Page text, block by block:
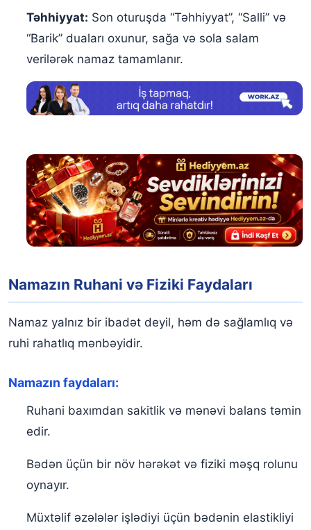
Təhhiyyat: Son oturuşda “Təhhiyyat”, “Salli” və
“Barik” duaları oxunur, sağa və sola salam
verilərək namaz tamamlanır.
Namazın Ruhani və Fiziki Faydaları
Namaz yalnız bir ibadət deyil, həm də sağlamlıq və
ruhi rahatlıq mənbəyidir.
Namazın faydaları:
Ruhani baxımdan sakitlik və mənəvi balans təmin
edir.
Bədən üçün bir növ hərəkət və fiziki məşq rolunu
oynayır.
Müxtəlif əzələlər işlədiyi üçün bədənin elastikliyi